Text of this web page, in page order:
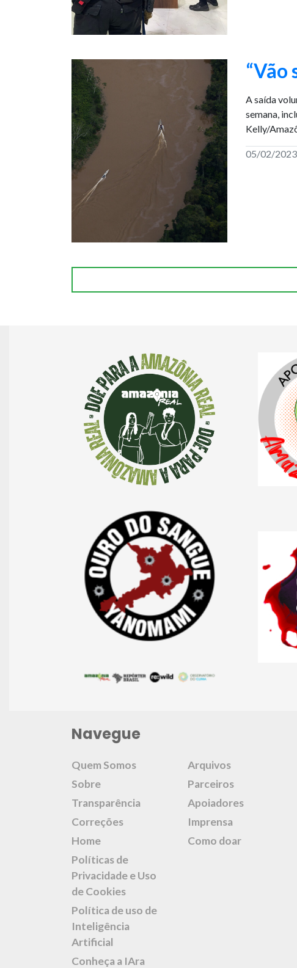
“Vão
A saída
semana,
Kelly/
05/02/
Navegue
Quem Somos
Sobre
Transparência
Correções
Home
Políticas de
Privacidade e Uso
de Cookies
Política de uso de
Inteligência
Artificial
Conheça a IAra
Arquivos
Parceiros
Apoiadores
Imprensa
Como doar